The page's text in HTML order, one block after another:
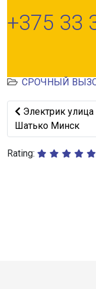
+375 33
СРОЧНЫЙ
Предыдущий:
Электрик улица
Шатько Минск
Rating: